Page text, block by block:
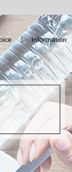
Information